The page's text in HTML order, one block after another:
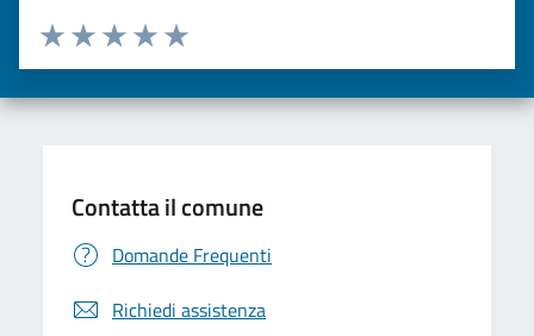
Valuta da 1 a 5 stelle la pagina
Valuta 5 stelle su 5
Valuta 4 stelle su 5
Valuta 3 stelle su 5
Valuta 2 stelle su 5
Valuta una stella su 5
Contatta il comune
Domande Frequenti
Richiedi assistenza